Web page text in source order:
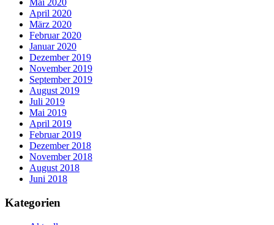
Mai 2020
April 2020
März 2020
Februar 2020
Januar 2020
Dezember 2019
November 2019
September 2019
August 2019
Juli 2019
Mai 2019
April 2019
Februar 2019
Dezember 2018
November 2018
August 2018
Juni 2018
Kategorien